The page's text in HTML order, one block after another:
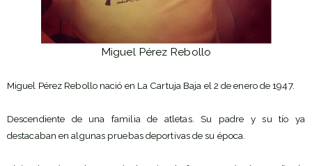
Miguel Pérez Rebollo
Miguel Pérez Rebollo nació en La Cartuja Baja el 2 de enero de 1947.
Descendiente de una familia de atletas. Su padre y su tío ya
destacaban en algunas pruebas deportivas de su época.